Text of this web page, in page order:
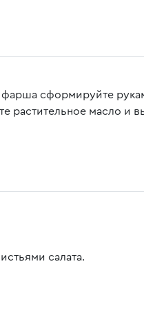
сформируйте
растительное масло и
салата.